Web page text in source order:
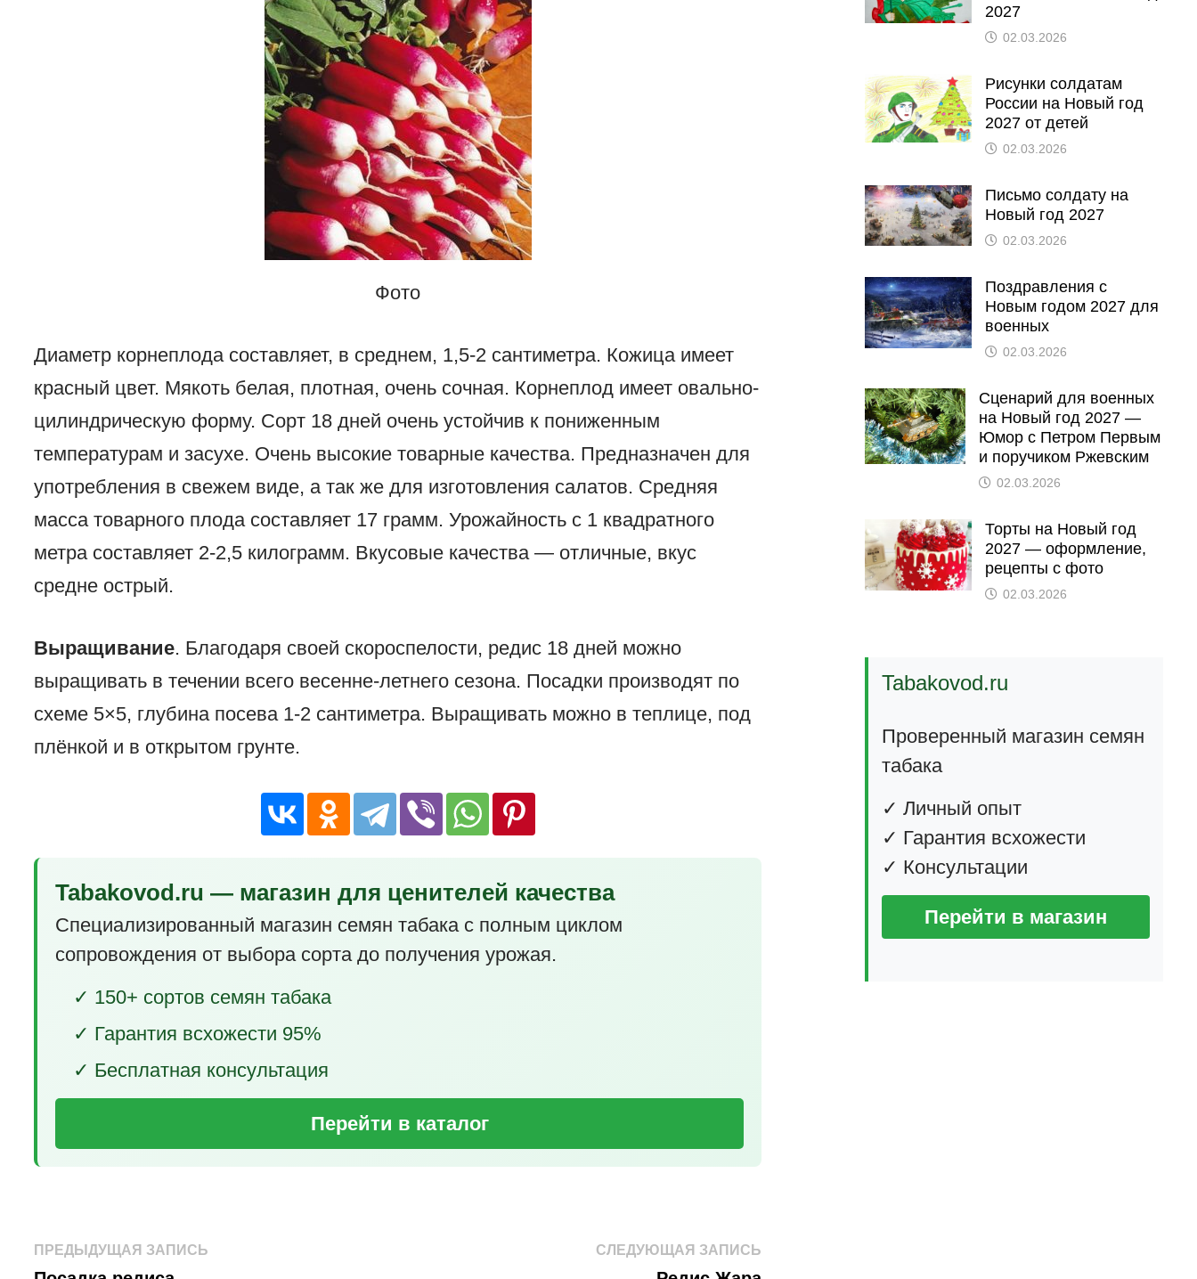
Фото
Диаметр корнеплода составляет, в среднем, 1,5-2 сантиметра. Кожица имеет
красный цвет. Мякоть белая, плотная, очень сочная. Корнеплод имеет овально-
цилиндрическую форму. Сорт 18 дней очень устойчив к пониженным
температурам и засухе. Очень высокие товарные качества. Предназначен для
употребления в свежем виде, а так же для изготовления салатов. Средняя
масса товарного плода составляет 17 грамм. Урожайность с 1 квадратного
метра составляет 2-2,5 килограмм. Вкусовые качества — отличные, вкус
средне острый.
Выращивание. Благодаря своей скороспелости, редис 18 дней можно
выращивать в течении всего весенне-летнего сезона. Посадки производят по
схеме 5×5, глубина посева 1-2 сантиметра. Выращивать можно в теплице, под
плёнкой и в открытом грунте.
Tabakovod.ru — магазин для ценителей качества
Специализированный магазин семян табака с полным циклом
сопровождения от выбора сорта до получения урожая.
✓ 150+ сортов семян табака
✓ Гарантия всхожести 95%
✓ Бесплатная консультация
Перейти в каталог
Навигация
ПРЕДЫДУЩАЯ ЗАПИСЬ СЛЕДУЮЩАЯ ЗАПИСЬСледующая
2027
02.03.2026
Рисунки солдатам
России на Новый год
2027 от детей
02.03.2026
Письмо солдату на
Новый год 2027
02.03.2026
Поздравления с
Новым годом 2027 для
военных
02.03.2026
Сценарий для военных
на Новый год 2027 —
Юмор с Петром Первым
и поручиком Ржевским
02.03.2026
Торты на Новый год
2027 — оформление,
рецепты с фото
02.03.2026
Tabakovod.ru
Проверенный магазин семян
табака
✓ Личный опыт
✓ Гарантия всхожести
✓ Консультации
Перейти в магазин